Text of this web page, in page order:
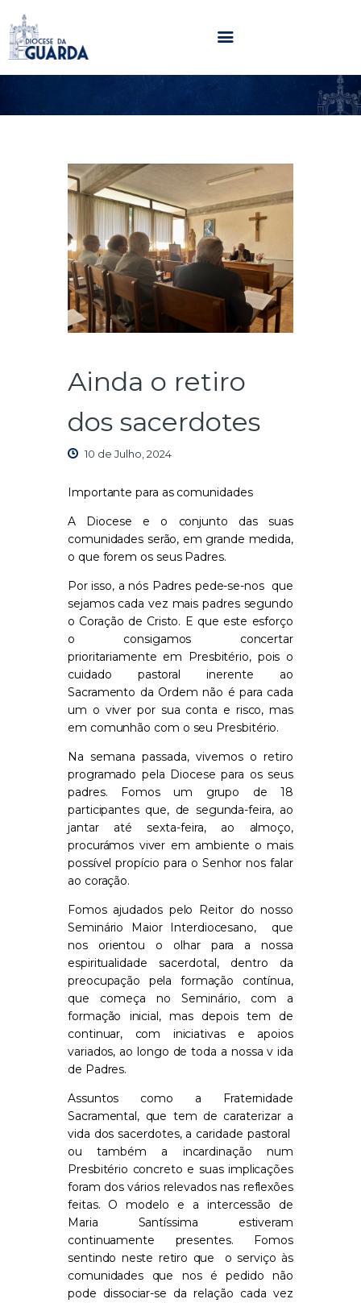
HOME
PARÓQUIAS
NOTÍCIAS
AGENDA
MULTIMÉDIA
SENTIR COM A IGREJA
CONTACTOS
Ainda o retiro
dos sacerdotes
10 de Julho, 2024
Importante para as comunidades
A Diocese e o conjunto das suas
comunidades serão, em grande medida,
o que forem os seus Padres.
Por isso, a nós Padres pede-se-nos que
sejamos cada vez mais padres segundo
o Coração de Cristo. E que este esforço
o consigamos concertar
prioritariamente em Presbitério, pois o
cuidado pastoral inerente ao
Sacramento da Ordem não é para cada
um o viver por sua conta e risco, mas
em comunhão com o seu Presbitério.
Na semana passada, vivemos o retiro
programado pela Diocese para os seus
padres. Fomos um grupo de 18
participantes que, de segunda-feira, ao
jantar até sexta-feira, ao almoço,
procurámos viver em ambiente o mais
possível propício para o Senhor nos falar
ao coração.
Fomos ajudados pelo Reitor do nosso
Seminário Maior Interdiocesano,
que
nos orientou o olhar para a nossa
espiritualidade sacerdotal, dentro da
preocupação pela formação contínua,
que começa no Seminário, com a
formação inicial, mas depois tem de
continuar, com iniciativas e apoios
variados, ao longo de toda a nossa v ida
de Padres.
Assuntos como a Fraternidade
Sacramental, que tem de caraterizar a
vida dos sacerdotes, a caridade pastoral
ou também a incardinação num
Presbitério concreto e suas implicações
foram dos vários relevados nas reflexões
feitas. O modelo e a intercessão de
Maria Santíssima estiveram
continuamente presentes. Fomos
sentindo neste retiro que
o serviço às
comunidades que nos é pedido não
pode dissociar-se da relação cada vez